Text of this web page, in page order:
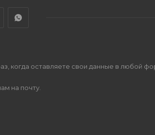
когда оставляете свои данные в любой
на почту.